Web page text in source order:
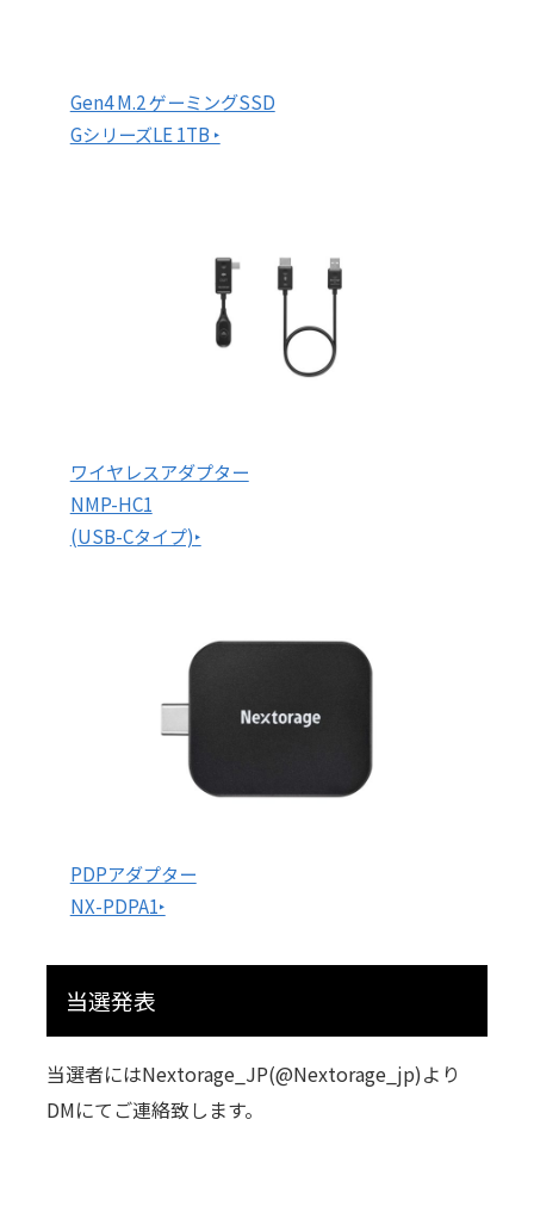
Gen4 M.2 ゲーミングSSD
GシリーズLE 1TB ‣
ワイヤレスアダプター
NMP-HC1
(USB-Cタイプ)‣
PDPアダプター
NX-PDPA1‣
当選発表
当選者にはNextorage_JP(@Nextorage_jp)より
DMにてご連絡致します。